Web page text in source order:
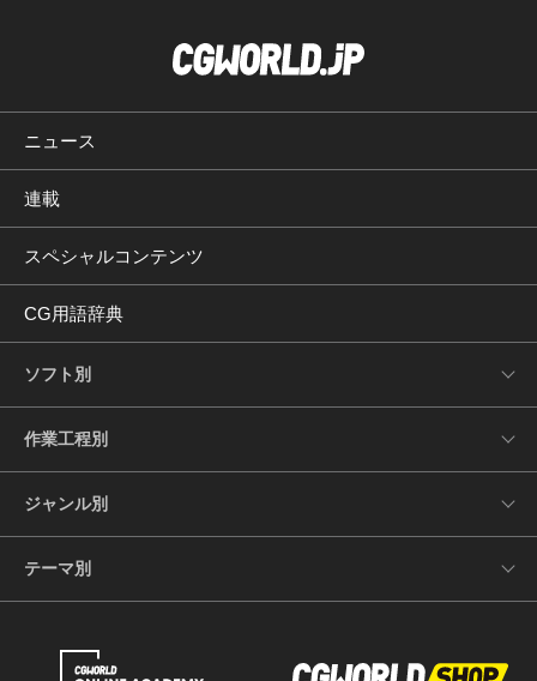
ニュース
連載
スペシャルコンテンツ
CG用語辞典
ソフト別
作業工程別
ジャンル別
テーマ別